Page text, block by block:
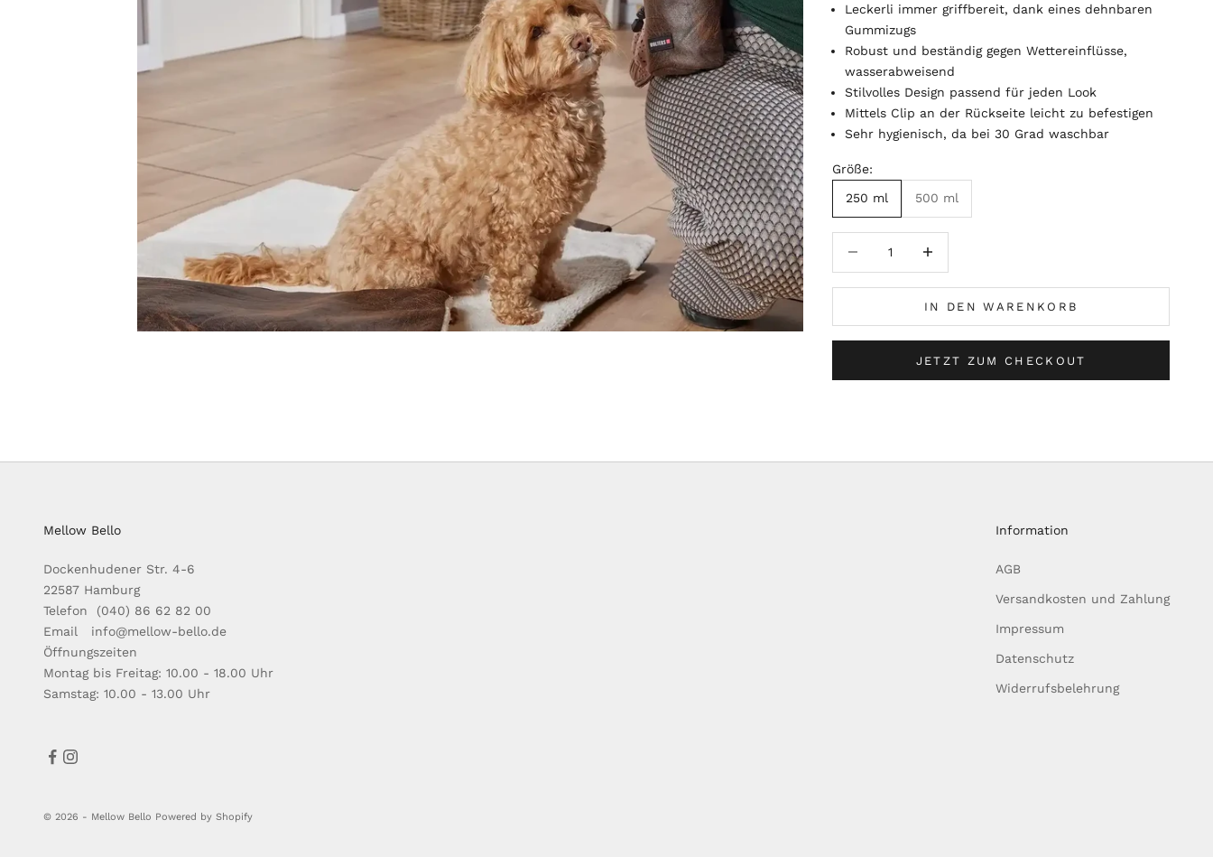
Leckerli immer griffbereit, dank eines dehnbaren
Gummizugs
Robust und beständig gegen Wettereinflüsse,
wasserabweisend
Stilvolles Design passend für jeden Look
Mittels Clip an der Rückseite leicht zu befestigen
Sehr hygienisch, da bei 30 Grad waschbar
Größe:
250 ml 500 ml
IN DEN WARENKORB
JETZT ZUM CHECKOUT
Mellow Bello
Dockenhudener Str. 4-6
22587 Hamburg
Telefon (040) 86 62 82 00
Email info@mellow-bello.de
Öffnungszeiten
Montag bis Freitag: 10.00 - 18.00 Uhr
Samstag: 10.00 - 13.00 Uhr
Information
AGB
Versandkosten und Zahlung
Impressum
Datenschutz
Widerrufsbelehrung
© 2026 - Mellow Bello Powered by Shopify